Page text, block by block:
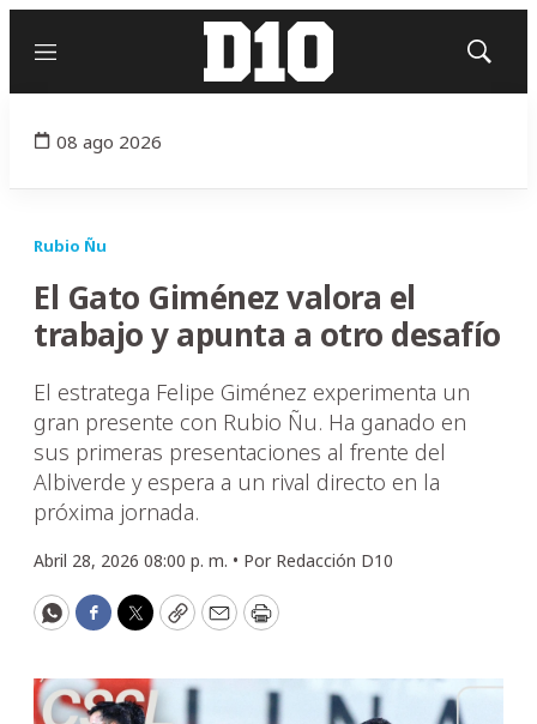
Menú
Mostrar
08 ago 2026
Rubio Ñu
El Gato Giménez valora el
trabajo y apunta a otro desafío
El estratega Felipe Giménez experimenta un
gran presente con Rubio Ñu. Ha ganado en
sus primeras presentaciones al frente del
Albiverde y espera a un rival directo en la
próxima jornada.
Abril 28, 2026 08:00 p. m. • Por Redacción D10
WhatsApp
Facebook
Twitter
CopyEmailPrint